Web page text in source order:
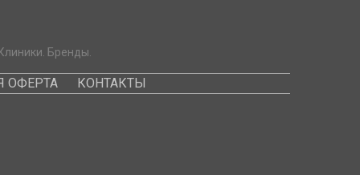
Бренды.
ОФЕРТА КОНТАКТЫ